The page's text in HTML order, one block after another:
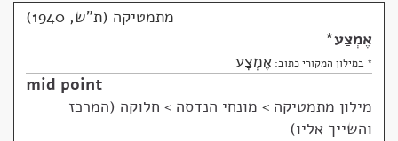
מתמטיקה (ת"ש, 1940)
אֶמְצַע*
* במילון המקורי כתוב: אֶמְצָע
mid point
מילון מתמטיקה > מונחי הנדסה > חלוקה (המרכז
והשייך אליו)